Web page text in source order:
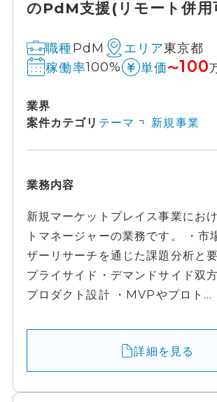
のPdM支援(リモート併用
職種PdM エリア東京都
稼働率100% 単価〜100
業界
案件カテゴリ テーマ 新規事業
業務内容
新規マーケットプレイス事業にお
トマネージャーの業務です。 ・市
ザーリサーチを通じた課題分析と
プライサイド・デマンドサイド双
プロダクト設計 ・MVPやプロト...
詳細を見る